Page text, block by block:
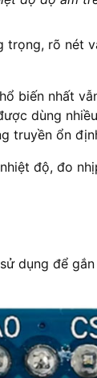
trọng, rõ nét
biến nhất
dùng
truyền ổn
độ, đo
dụng để